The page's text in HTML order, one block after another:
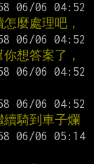
麼處理吧，
想答案了，
騎到車子爛